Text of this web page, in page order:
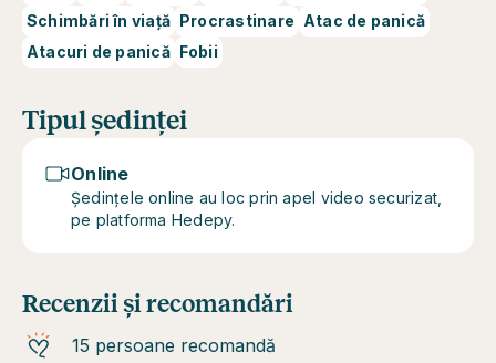
Schimbări în viață Procrastinare Atac de panică
Atacuri de panică Fobii
Tipul ședinței
Online
Ședințele online au loc prin apel video securizat,
pe platforma Hedepy.
Recenzii și recomandări
15 persoane recomandă